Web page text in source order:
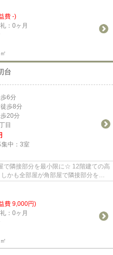
費 -)
：0ヶ月
台
歩6分
徒歩8分
歩20分
目
中： 3室
で隣接部分を最小限に☆ 12階建ての高
かも全部屋が角部屋で隣接部分を最
費 9,000円)
：0ヶ月